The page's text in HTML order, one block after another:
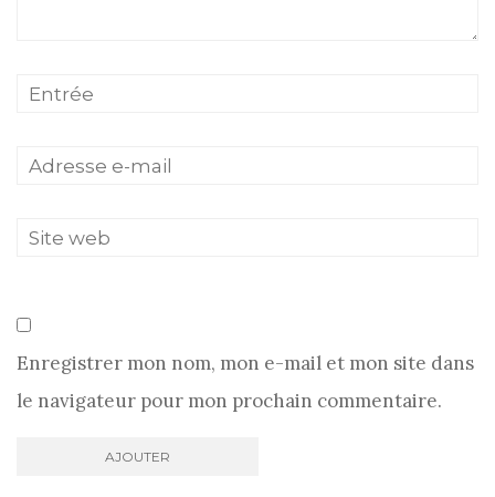
Enregistrer mon nom, mon e-mail et mon site dans
le navigateur pour mon prochain commentaire.